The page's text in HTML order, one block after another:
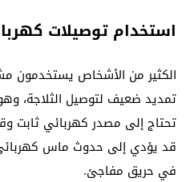
استخدام توصيلات
الكثير من الأشخاص يستخدمون
تمديد ضعيف لتوصيل الثلاجة،
تحتاج إلى مصدر كهربائي ثابت
قد يؤدي إلى حدوث ماس
في حريق مفاجئ.